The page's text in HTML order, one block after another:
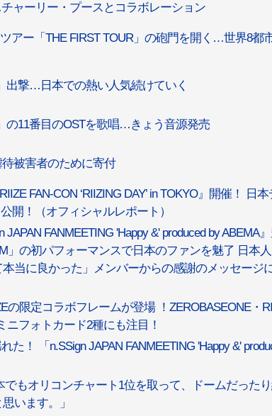
ャーリー・プースとコラボレーション
アー「THE FIRST TOUR」の砲門を開く…世界8都
出撃…日本での熱い人気続けていく
の11番目のOSTを歌唱…きょう音源発売
待被害者のために寄付
FAN-CON ‘RIIZING DAY’ in TOKYO』開催！ 日
開！（オフィシャルレポート）
FANMEETING 'Happy &' produced by ABEMA
」の初パフォーマンスで日本のファンを魅了 日本
当に良かった」メンバーからの感謝のメッセージ
限定コラボフレームが登場 ！ZEROBASEONE・
フォトカード2種にも注目！
！ 「n.SSign JAPAN FANMEETING 'Happy &'
でもオリコンチャート1位を取って、ドームだった
います。」